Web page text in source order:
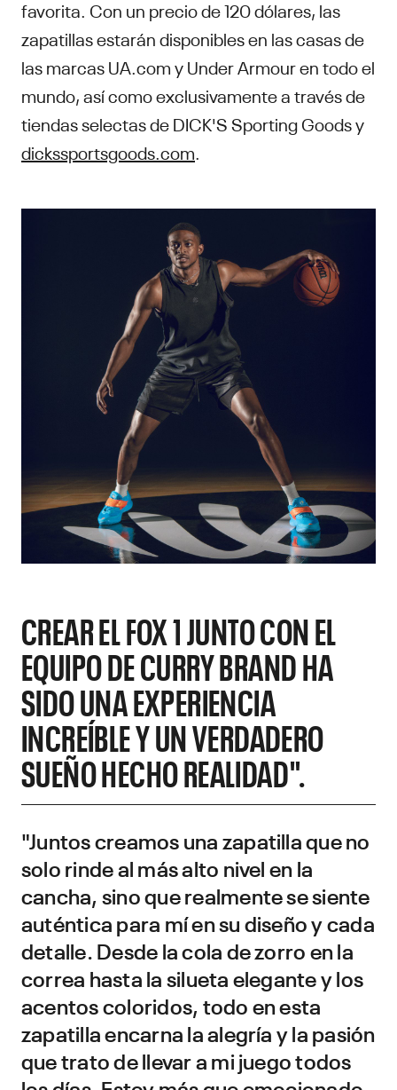
favorita. Con un precio de 120 dólares, las
zapatillas estarán disponibles en las casas de
las marcas UA.com y Under Armour en todo el
mundo, así como exclusivamente a través de
tiendas selectas de DICK'S Sporting Goods y
dickssportsgoods.com
CREAR EL FOX 1 JUNTO CON EL
EQUIPO DE CURRY BRAND HA
SIDO UNA EXPERIENCIA
INCREÍBLE Y UN VERDADERO
SUEÑO HECHO REALIDAD".
"Juntos creamos una zapatilla que no
solo rinde al más alto nivel en la
cancha, sino que realmente se siente
auténtica para mí en su diseño y cada
detalle. Desde la cola de zorro en la
correa hasta la silueta elegante y los
acentos coloridos, todo en esta
zapatilla encarna la alegría y la pasión
que trato de llevar a mi juego todos